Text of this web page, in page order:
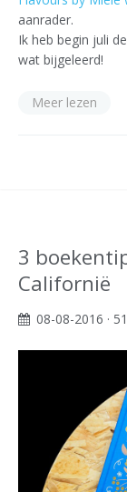
aanrader.
Ik heb begin juli
wat bijgeleerd!
Meer lezen
3
Californië
08-08-2016 ·